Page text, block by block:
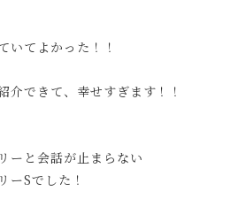
いてよかった！！
できて、 幸せすぎます！！
ーと会話が止まらない
ーSでした！